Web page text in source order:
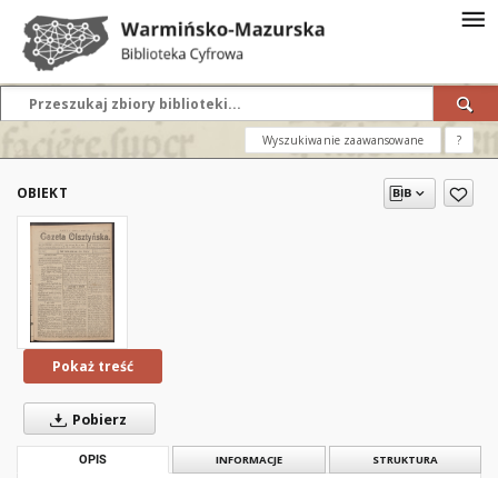
Wyszukiwanie zaawansowane ?
OBIEKT
Pokaż treść
Pobierz
OPIS INFORMACJE STRUKTURA